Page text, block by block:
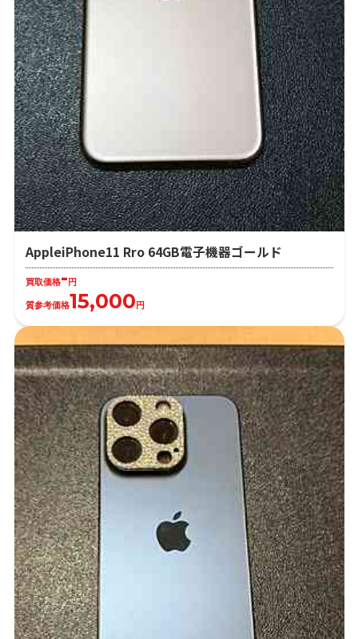
AppleiPhone11 Rro 64GB電子機器ゴールド
買取価格- 円
質参考価格15,000 円